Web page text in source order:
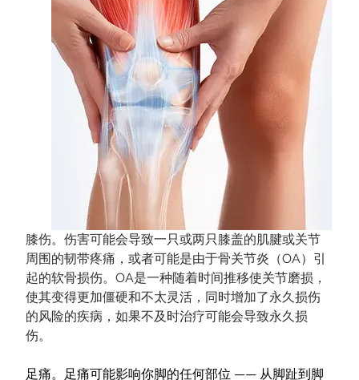
膝伤。伤害可能会导致一只或两只膝盖的肌腱或关节
周围的韧带疼痛，或者可能是由于骨关节炎（OA）引
起的软骨损伤。OA是一种随着时间推移使关节磨损，
使其变得更加僵硬和不太灵活，同时增加了永久损伤
的风险的疾病，如果不及时治疗可能会导致永久损
伤。
足痛。足痛可能影响你脚的任何部位 —— 从脚趾到脚